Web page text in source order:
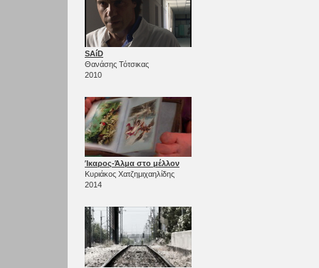
SAíD
Θανάσης Τότσικας
2010
Ίκαρος-Άλμα στο μέλλον
Κυριάκος Χατζημιχαηλίδης
2014